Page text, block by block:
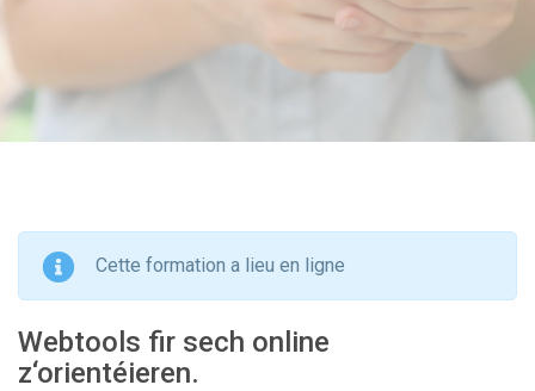
Cette formation a lieu en ligne
Webtools fir sech online
z‘orientéieren.